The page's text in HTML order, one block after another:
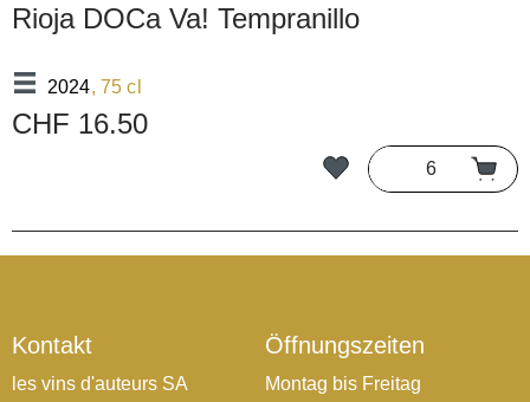
Rioja DOCa Va! Tempranillo
2024, 75 cl
CHF 16.50
Kontakt
les vins d'auteurs SA
Öffnungszeiten
Montag bis Freitag